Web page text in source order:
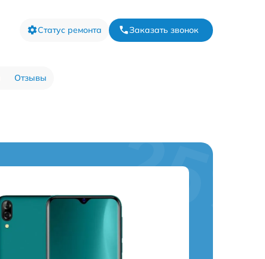
Статус ремонта Заказать звонок
Отзывы